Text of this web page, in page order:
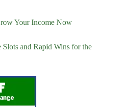
Your Income Now
and Rapid Wins for the